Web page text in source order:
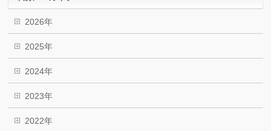
2026年
2025年
2024年
2023年
2022年